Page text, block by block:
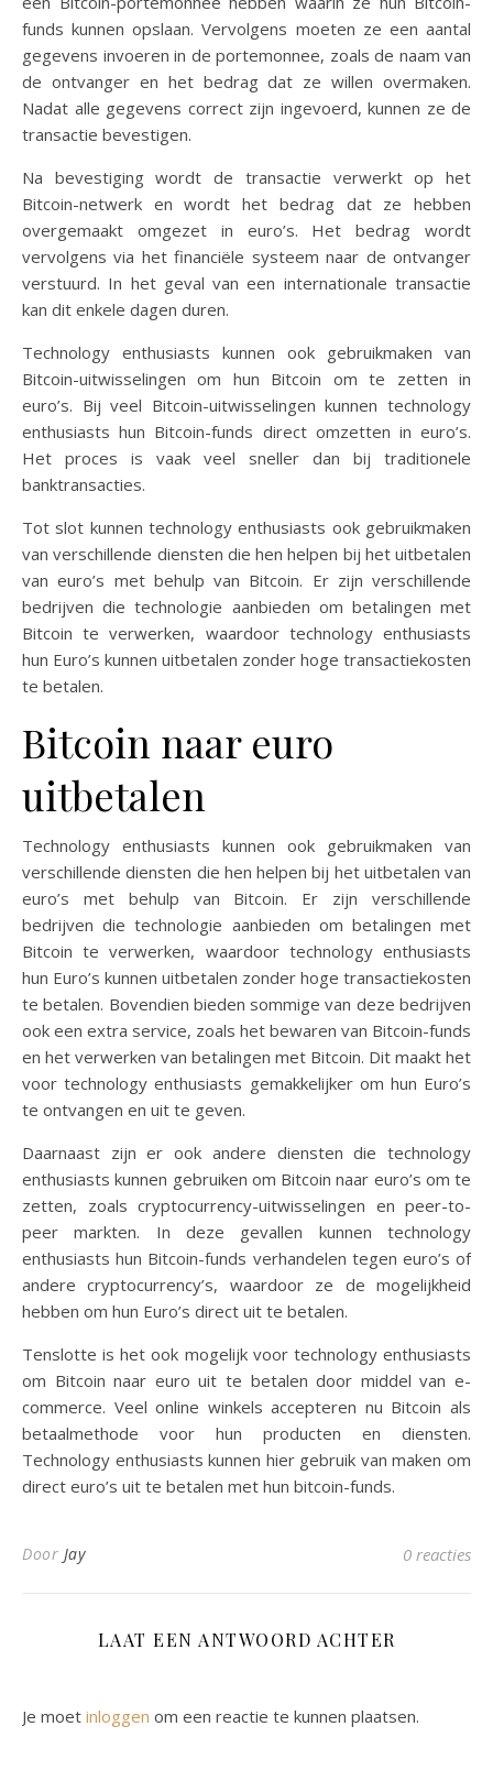
funds kunnen opslaan. Vervolgens moeten ze een aantal
gegevens invoeren in de portemonnee, zoals de naam van
de ontvanger en het bedrag dat ze willen overmaken.
Nadat alle gegevens correct zijn ingevoerd, kunnen ze de
transactie bevestigen.
Na bevestiging wordt de transactie verwerkt op het
Bitcoin-netwerk en wordt het bedrag dat ze hebben
overgemaakt omgezet in euro’s. Het bedrag wordt
vervolgens via het financiële systeem naar de ontvanger
verstuurd. In het geval van een internationale transactie
kan dit enkele dagen duren.
Technology enthusiasts kunnen ook gebruikmaken van
Bitcoin-uitwisselingen om hun Bitcoin om te zetten in
euro’s. Bij veel Bitcoin-uitwisselingen kunnen technology
enthusiasts hun Bitcoin-funds direct omzetten in euro’s.
Het proces is vaak veel sneller dan bij traditionele
banktransacties.
Tot slot kunnen technology enthusiasts ook gebruikmaken
van verschillende diensten die hen helpen bij het uitbetalen
van euro’s met behulp van Bitcoin. Er zijn verschillende
bedrijven die technologie aanbieden om betalingen met
Bitcoin te verwerken, waardoor technology enthusiasts
hun Euro’s kunnen uitbetalen zonder hoge transactiekosten
te betalen.
Bitcoin naar euro
uitbetalen
Technology enthusiasts kunnen ook gebruikmaken van
verschillende diensten die hen helpen bij het uitbetalen van
euro’s met behulp van Bitcoin. Er zijn verschillende
bedrijven die technologie aanbieden om betalingen met
Bitcoin te verwerken, waardoor technology enthusiasts
hun Euro’s kunnen uitbetalen zonder hoge transactiekosten
te betalen. Bovendien bieden sommige van deze bedrijven
ook een extra service, zoals het bewaren van Bitcoin-funds
en het verwerken van betalingen met Bitcoin. Dit maakt het
voor technology enthusiasts gemakkelijker om hun Euro’s
te ontvangen en uit te geven.
Daarnaast zijn er ook andere diensten die technology
enthusiasts kunnen gebruiken om Bitcoin naar euro’s om te
zetten, zoals cryptocurrency-uitwisselingen en peer-to-
peer markten. In deze gevallen kunnen technology
enthusiasts hun Bitcoin-funds verhandelen tegen euro’s of
andere cryptocurrency’s, waardoor ze de mogelijkheid
hebben om hun Euro’s direct uit te betalen.
Tenslotte is het ook mogelijk voor technology enthusiasts
om Bitcoin naar euro uit te betalen door middel van e-
commerce. Veel online winkels accepteren nu Bitcoin als
betaalmethode voor hun producten en diensten.
Technology enthusiasts kunnen hier gebruik van maken om
direct euro’s uit te betalen met hun bitcoin-funds.
Door Jay 0 reacties
LAAT EEN ANTWOORD ACHTER
Je moet inloggen om een reactie te kunnen plaatsen.